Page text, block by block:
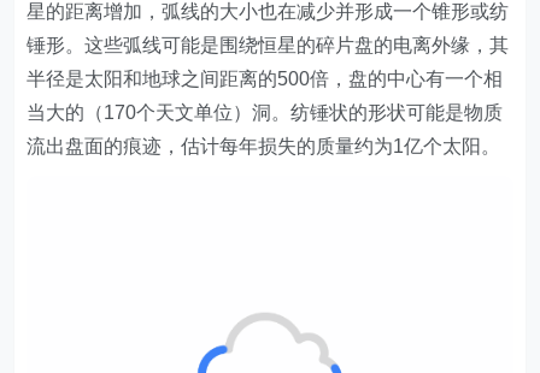
星的距离增加，弧线的大小也在减少并形成一个锥形或纺
锤形。这些弧线可能是围绕恒星的碎片盘的电离外缘，其
半径是太阳和地球之间距离的500倍，盘的中心有一个相
当大的（170个天文单位）洞。纺锤状的形状可能是物质
流出盘面的痕迹，估计每年损失的质量约为1亿个太阳。